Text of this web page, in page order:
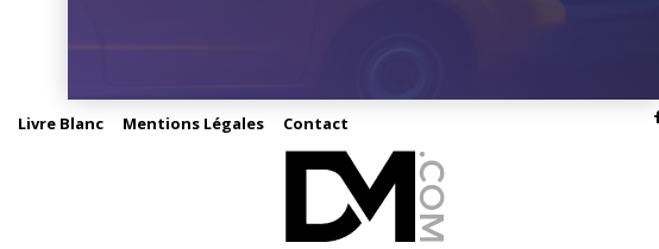
Livre Blanc Mentions Légales Contact